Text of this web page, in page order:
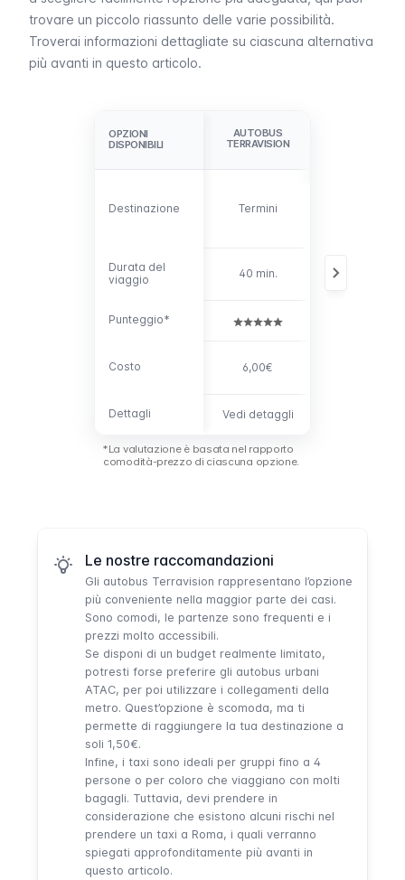
trovare un piccolo riassunto delle varie possibilità.
Troverai informazioni dettagliate su ciascuna alternativa
più avanti in questo articolo.
OPZIONI
DISPONIBILI
Destinazione
Durata del
viaggio
Punteggio*
Costo
Dettagli
OPZIONI
DISPONIBILI
AUTOBUS
TERRAVISION
Destinazione Termini
Durata del
viaggio
40 min.
Punteggio*
Costo 6,00€
Dettagli Vedi detaggli
*La valutazione è basata nel rapporto
comodità-prezzo di ciascuna opzione.
Le nostre raccomandazioni
Gli autobus Terravision rappresentano l’opzione
più conveniente nella maggior parte dei casi.
Sono comodi, le partenze sono frequenti e i
prezzi molto accessibili.
Se disponi di un budget realmente limitato,
potresti forse preferire gli autobus urbani
ATAC, per poi utilizzare i collegamenti della
metro. Quest’opzione è scomoda, ma ti
permette di raggiungere la tua destinazione a
soli 1,50€.
Infine, i taxi sono ideali per gruppi fino a 4
persone o per coloro che viaggiano con molti
bagagli. Tuttavia, devi prendere in
considerazione che esistono alcuni rischi nel
prendere un taxi a Roma, i quali verranno
spiegati approfonditamente più avanti in
questo articolo.